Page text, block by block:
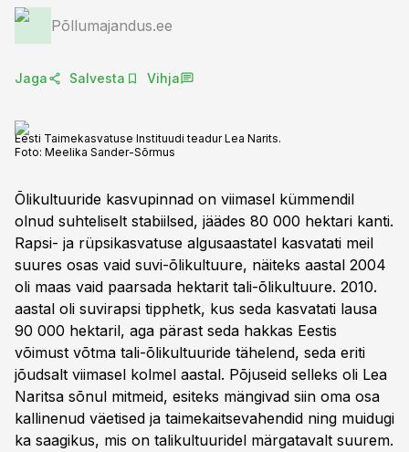
Põllumajandus.ee
Jaga Salvesta Vihja
Eesti Taimekasvatuse Instituudi teadur Lea Narits.
Foto: Meelika Sander-Sõrmus
Õlikultuuride kasvupinnad on viimasel kümmendil
olnud suhteliselt stabiilsed, jäädes 80 000 hektari kanti.
Rapsi- ja rüpsikasvatuse algusaastatel kasvatati meil
suures osas vaid suvi-õlikultuure, näiteks aastal 2004
oli maas vaid paarsada hektarit tali-õlikultuure. 2010.
aastal oli suvirapsi tipphetk, kus seda kasvatati lausa
90 000 hektaril, aga pärast seda hakkas Eestis
võimust võtma tali-õlikultuuride tähelend, seda eriti
jõudsalt viimasel kolmel aastal. Põjuseid selleks oli Lea
Naritsa sõnul mitmeid, esiteks mängivad siin oma osa
kallinenud väetised ja taimekaitsevahendid ning muidugi
ka saagikus, mis on talikultuuridel märgatavalt suurem.